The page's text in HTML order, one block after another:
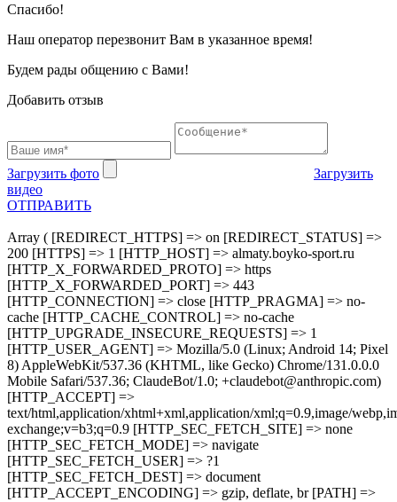
Cпасибо!
Наш оператор перезвонит Вам в указанное время!
Будем рады общению с Вами!
Добавить отзыв
Загрузить фото
Загрузить
видео
ОТПРАВИТЬ
Array ( [REDIRECT_HTTPS] => on [REDIRECT_STATUS] =>
200 [HTTPS] => 1 [HTTP_HOST] => almaty.boyko-sport.ru
[HTTP_X_FORWARDED_PROTO] => https
[HTTP_X_FORWARDED_PORT] => 443
[HTTP_CONNECTION] => close [HTTP_PRAGMA] => no-
cache [HTTP_CACHE_CONTROL] => no-cache
[HTTP_UPGRADE_INSECURE_REQUESTS] => 1
[HTTP_USER_AGENT] => Mozilla/5.0 (Linux; Android 14; Pixel
8) AppleWebKit/537.36 (KHTML, like Gecko) Chrome/131.0.0.0
Mobile Safari/537.36; ClaudeBot/1.0; +claudebot@anthropic.com)
[HTTP_ACCEPT] =>
text/html,application/xhtml+xml,application/xml;q=0.9,image/
exchange;v=b3;q=0.9 [HTTP_SEC_FETCH_SITE] => none
[HTTP_SEC_FETCH_MODE] => navigate
[HTTP_SEC_FETCH_USER] => ?1
[HTTP_SEC_FETCH_DEST] => document
[HTTP_ACCEPT_ENCODING] => gzip, deflate, br [PATH] =>